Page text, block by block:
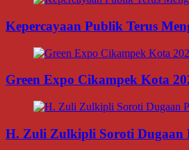
Kepercayaan Publik Terus
Green Expo Cikampek Kota
H. Zuli Zulkipli Soroti Dugaan